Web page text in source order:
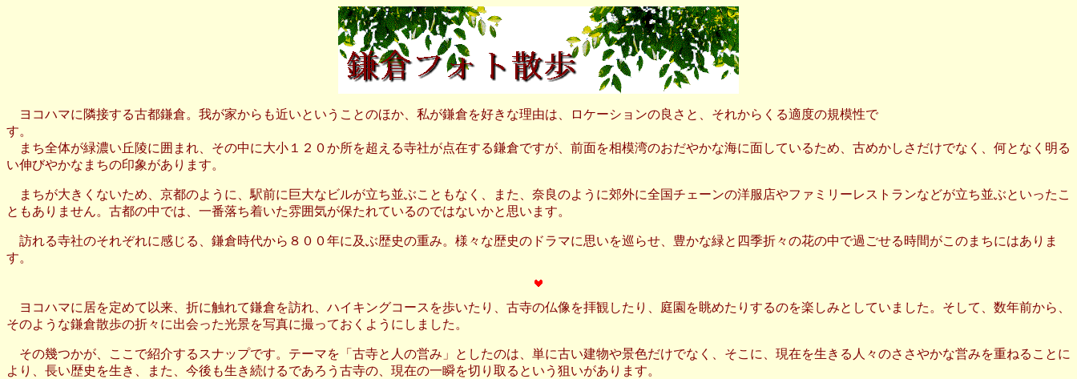
ヨコハマに隣接する古都鎌倉。我が家からも近いということのほか、私が鎌倉を好きな理由は、ロケーションの良さと、それからくる適度の規模性で
す。
まち全体が緑濃い丘陵に囲まれ、その中に大小１２０か所を超える寺社が点在する鎌倉ですが、前面を相模湾のおだやかな海に面しているため、古めかしさだけでなく、何となく明る
い伸びやかなまちの印象があります。
まちが大きくないため、京都のように、駅前に巨大なビルが立ち並ぶこともなく、また、奈良のように郊外に全国チェーンの洋服店やファミリーレストランなどが立ち並ぶといったこ
ともありません。古都の中では、一番落ち着いた雰囲気が保たれているのではないかと思います。
訪れる寺社のそれぞれに感じる、鎌倉時代から８００年に及ぶ歴史の重み。様々な歴史のドラマに思いを巡らせ、豊かな緑と四季折々の花の中で過ごせる時間がこのまちにはありま
す。
ヨコハマに居を定めて以来、折に触れて鎌倉を訪れ、ハイキングコースを歩いたり、古寺の仏像を拝観したり、庭園を眺めたりするのを楽しみとしていました。そして、数年前から、
そのような鎌倉散歩の折々に出会った光景を写真に撮っておくようにしました。
その幾つかが、ここで紹介するスナップです。テーマを「古寺と人の営み」としたのは、単に古い建物や景色だけでなく、そこに、現在を生きる人々のささやかな営みを重ねることに
より、長い歴史を生き、また、今後も生き続けるであろう古寺の、現在の一瞬を切り取るという狙いがあります。